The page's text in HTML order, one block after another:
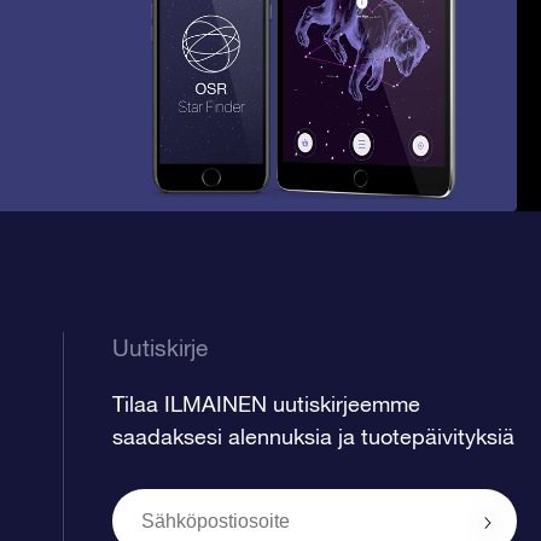
Uutiskirje
Tilaa ILMAINEN uutiskirjeemme
saadaksesi alennuksia ja tuotepäivityksiä